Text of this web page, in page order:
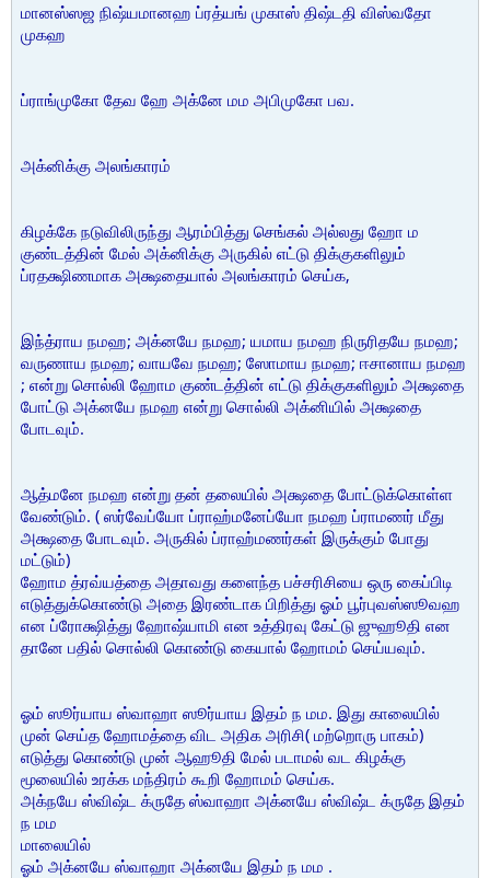
மானஸ்ஸஜ நிஷ்யமானஹ ப்ரத்யங் முகாஸ் திஷ்டதி விஸ்வதோ
முகஹ
ப்ராங்முகோ தேவ ஹே அக்னே மம அபிமுகோ பவ.
அக்னிக்கு அலங்காரம்
கிழக்கே நடுவிலிருந்து ஆரம்பித்து செங்கல் அல்லது ஹோ ம
குண்டத்தின் மேல் அக்னிக்கு அருகில் எட்டு திக்குகளிலும்
ப்ரதக்ஷிணமாக அக்ஷதையால் அலங்காரம் செய்க,
இந்த்ராய நமஹ; அக்னயே நமஹ; யமாய நமஹ நிருரிதயே நமஹ;
வருணாய நமஹ; வாயவே நமஹ; ஸோமாய நமஹ; ஈசானாய நமஹ
; என்று சொல்லி ஹோம குண்டத்தின் எட்டு திக்குகளிலும் அக்ஷதை
போட்டு அக்னயே நமஹ என்று சொல்லி அக்னியில் அக்ஷதை
போடவும்.
ஆத்மனே நமஹ என்று தன் தலையில் அக்ஷதை போட்டுக்கொள்ள
வேண்டும். ( ஸர்வேப்யோ ப்ராஹ்மனேப்யோ நமஹ ப்ராமணர் மீது
அக்ஷதை போடவும். அருகில் ப்ராஹ்மணர்கள் இருக்கும் போது
மட்டும்)
ஹோம த்ரவ்யத்தை அதாவது களைந்த பச்சரிசியை ஒரு கைப்பிடி
எடுத்துக்கொண்டு அதை இரண்டாக பிறித்து ஓம் பூர்புவஸ்ஸூவஹ
என ப்ரோக்ஷித்து ஹோஷ்யாமி என உத்திரவு கேட்டு ஜுஹூதி என
தானே பதில் சொல்லி கொண்டு கையால் ஹோமம் செய்யவும்.
ஓம் ஸூர்யாய ஸ்வாஹா ஸூர்யாய இதம் ந மம. இது காலையில்
முன் செய்த ஹோமத்தை விட அதிக அரிசி( மற்றொரு பாகம்)
எடுத்து கொண்டு முன் ஆஹூதி மேல் படாமல் வட கிழக்கு
மூலையில் உரக்க மந்திரம் கூறி ஹோமம் செய்க.
அக்நயே ஸ்விஷ்ட க்ருதே ஸ்வாஹா அக்னயே ஸ்விஷ்ட க்ருதே இதம்
ந மம
மாலையில்
ஓம் அக்னயே ஸ்வாஹா அக்னயே இதம் ந மம .